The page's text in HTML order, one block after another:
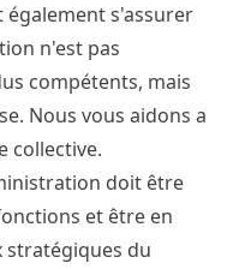
également s'assurer
n'est pas
compétents, mais
Nous vous aidons a
collective.
doit être
et être en
stratégiques du